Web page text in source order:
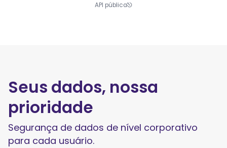
API pública
Seus dados, nossa
prioridade
Segurança de dados de nível corporativo
para cada usuário.